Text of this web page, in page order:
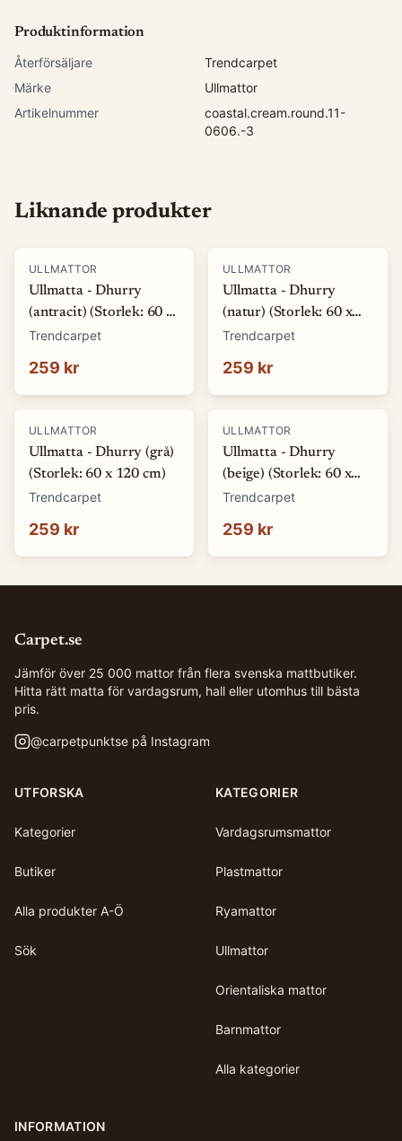
Produktinformation
Återförsäljare
Trendcarpet
Märke
Ullmattor
Artikelnummer
coastal.cream.round.11-
0606.-3
Liknande produkter
ULLMATTOR
Ullmatta - Dhurry
(antracit) (Storlek: 60 x
120 cm)
Trendcarpet
259 kr
ULLMATTOR
Ullmatta - Dhurry
(natur) (Storlek: 60 x
120 cm)
Trendcarpet
259 kr
ULLMATTOR
Ullmatta - Dhurry (grå)
(Storlek: 60 x 120 cm)
Trendcarpet
259 kr
ULLMATTOR
Ullmatta - Dhurry
(beige) (Storlek: 60 x
120 cm)
Trendcarpet
259 kr
Carpet.se
Jämför över 25 000 mattor från flera svenska mattbutiker.
Hitta rätt matta för vardagsrum, hall eller utomhus till bästa
pris.
@carpetpunktse på Instagram
UTFORSKA
Kategorier
Butiker
Alla produkter A-Ö
Sök
KATEGORIER
Vardagsrumsmattor
Plastmattor
Ryamattor
Ullmattor
Orientaliska mattor
Barnmattor
Alla kategorier
INFORMATION